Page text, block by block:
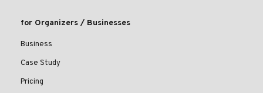
for Organizers / Businesses
Business
Case Study
Pricing